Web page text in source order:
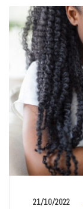
21/10/2022